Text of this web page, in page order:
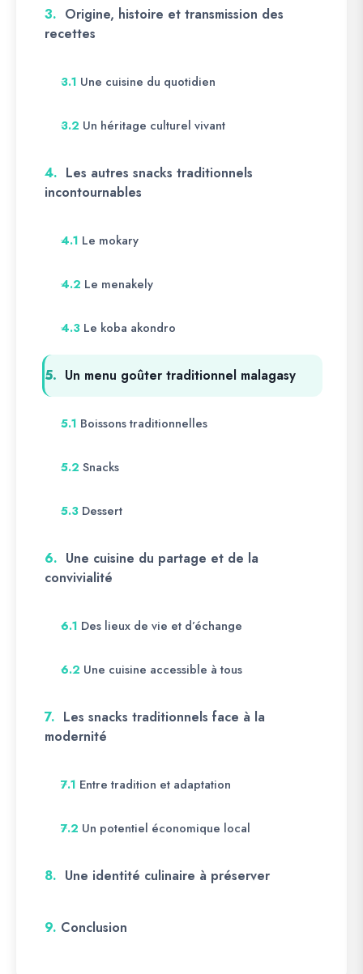
3. Origine, histoire et transmission des
recettes
3.1 Une cuisine du quotidien
3.2 Un héritage culturel vivant
4. Les autres snacks traditionnels
incontournables
4.1 Le mokary
4.2 Le menakely
4.3 Le koba akondro
5. Un menu goûter traditionnel malagasy
5.1 Boissons traditionnelles
5.2 Snacks
5.3 Dessert
6. Une cuisine du partage et de la
convivialité
6.1 Des lieux de vie et d’échange
6.2 Une cuisine accessible à tous
7. Les snacks traditionnels face à la
modernité
7.1 Entre tradition et adaptation
7.2 Un potentiel économique local
8. Une identité culinaire à préserver
9. Conclusion